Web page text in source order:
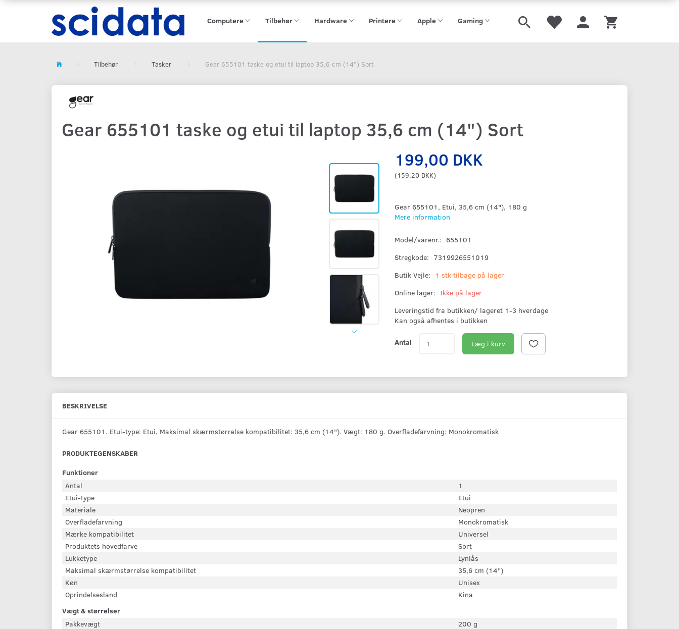
Computere Tilbehør Hardware Printere Apple Gaming
Tilbehør Tasker Gear 655101 taske og etui til laptop 35,6 cm (14") Sort
Gear 655101 taske og etui til laptop 35,6 cm (14") Sort
199,00 DKK
(159,20 DKK)
Gear 655101, Etui, 35,6 cm (14"), 180 g
Mere information
Model/varenr.: 655101
Stregkode: 7319926551019
Butik Vejle:
1 stk tilbage på lager
Online lager: Ikke på lager
Leveringstid fra butikken/ lageret 1-3 hverdage
Kan også afhentes i butikken
Antal Læg i kurv
BESKRIVELSE
Gear 655101. Etui-type: Etui, Maksimal skærmstørrelse kompatibilitet: 35,6 cm (14"). Vægt: 180 g. Overfladefarvning: Monokromatisk
PRODUKTEGENSKABER
Funktioner
Antal
1
Etui-type
Etui
Materiale
Neopren
Overfladefarvning
Monokromatisk
Mærke kompatibilitet
Universel
Produktets hovedfarve
Sort
Lukketype
Lynlås
Maksimal skærmstørrelse kompatibilitet
35,6 cm (14")
Køn
Unisex
Oprindelsesland
Kina
Vægt & størrelser
Pakkevægt
200 g